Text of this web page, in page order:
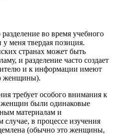
во время учебного
меня твердая позиция.
странах может быть
и разделение часто создает
и к информации имеют
женщины).
требует особого внимания к
были одинаковые
материалам и
в процессе изучения
(обычно это женщины,